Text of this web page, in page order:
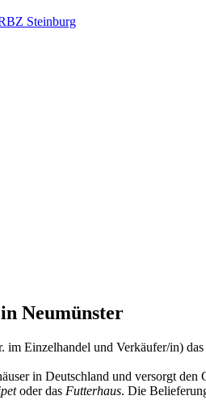
Steinburg
Neumünster
Einzelhandel und Verkäufer/in)
in Deutschland und versorgt
oder das Futterhaus. Die